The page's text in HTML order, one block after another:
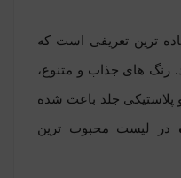
ترین تعریفی است که
رنگ های جذاب و متنوع،
جلد باعث شده
در لیست محبوب ترین